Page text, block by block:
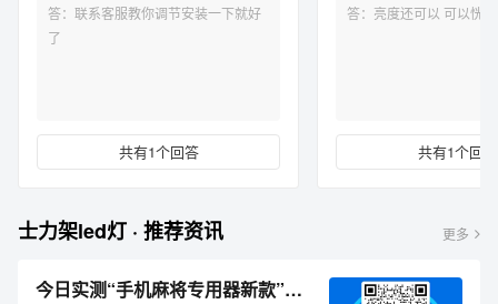
答：联系客服教你调节安装一下就好
了
共有1个回答
答：亮度还可以
共有1个回答
士力架led灯 · 推荐资讯 更多
今日实测“手机麻将专用器新款”（铺牌器购买）-哔哩哔哩